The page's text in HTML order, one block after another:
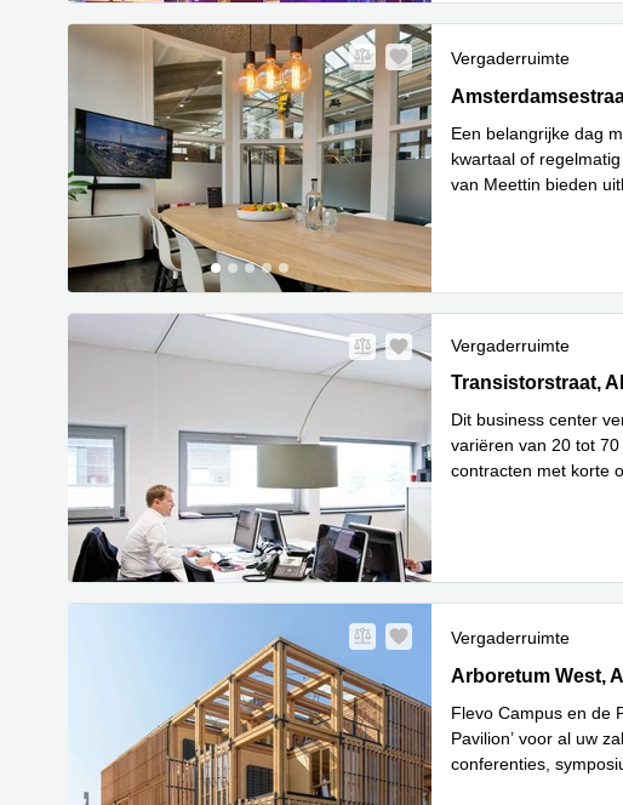
Vergaderruimte
Een belangrijke dag
kwartaal of
van Meettin bieden
Vergaderruimte
Transistorstraat 31,
Transistorstraat,
Dit business center
variëren van 20 tot
contracten met korte
Vergaderruimte
Arboretum West,
Arboretum West,
Flevo Campus en de
Pavilion’ voor al uw
conferenties,